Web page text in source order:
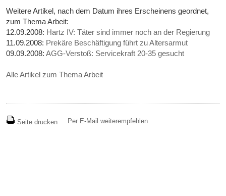
Weitere Artikel, nach dem Datum ihres Erscheinens geordnet,
zum Thema Arbeit:
12.09.2008: Hartz IV: Täter sind immer noch an der Regierung
11.09.2008: Prekäre Beschäftigung führt zu Altersarmut
09.09.2008:AGG-Verstoß: Servicekraft 20-35 gesucht
Alle Artikel zum Thema Arbeit
Seite drucken Per E-Mail weiterempfehlen